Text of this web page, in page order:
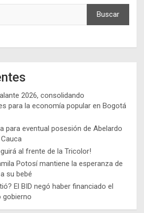
Buscar
2026, consolidando
para la economía popular en Bogotá
para eventual posesión de Abelardo
al frente de la Tricolor!
Potosí mantiene la esperanza de
su bebé
El BID negó haber financiado el
gobierno